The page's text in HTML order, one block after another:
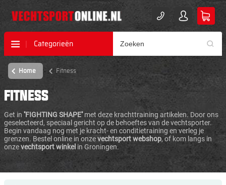
Categorieën
Home Fitness
FITNESS
Get in ''FIGHTING SHAPE''met deze krachttraining artikelen. Door ons
geselecteerd, speciaal gericht op de behoeftes van de vechtsporter.
Begin vandaag nog met je kracht- en conditietraining en verleg je
grenzen. Bestel online in onzevechtsport webshop, of kom langs in
onzevechtsport winkel in Groningen.